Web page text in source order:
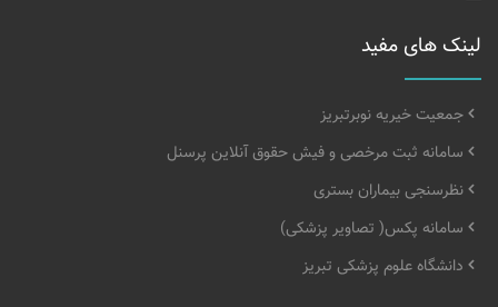
لینک های مفید
جمعیت خیریه نوبرتبریز
سامانه ثبت مرخصی و فیش حقوق آنلاین پرسنل
نظرسنجی بیماران بستری
سامانه پکس( تصاویر پزشکی)
دانشگاه علوم پزشکی تبریز